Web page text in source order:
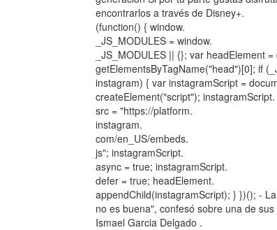
encontrarlos a través de Disney+.
(function() { window.
_JS_MODULES = window.
_JS_MODULES || {}; var headElement
getElementsByTagName("head")[0]; if
instagram) { var instagramScript =
createElement("script"); instagramScript.
src = "https://platform.
instagram.
com/en_US/embeds.
js"; instagramScript.
async = true; instagramScript.
defer = true; headElement.
appendChild(instagramScript); } })(); -
no es buena", confesó sobre una de
Ismael Garcia Delgado .